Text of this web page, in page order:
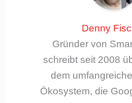
Denny
Gründer von
schreibt seit 2008
dem
Ökosystem, die